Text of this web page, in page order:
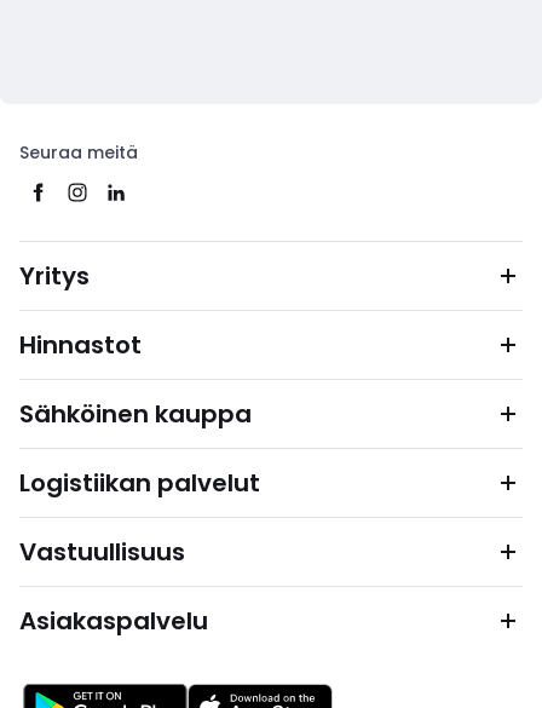
Seuraa meitä
Yritys
Hinnastot
Sähköinen kauppa
Logistiikan palvelut
Vastuullisuus
Asiakaspalvelu